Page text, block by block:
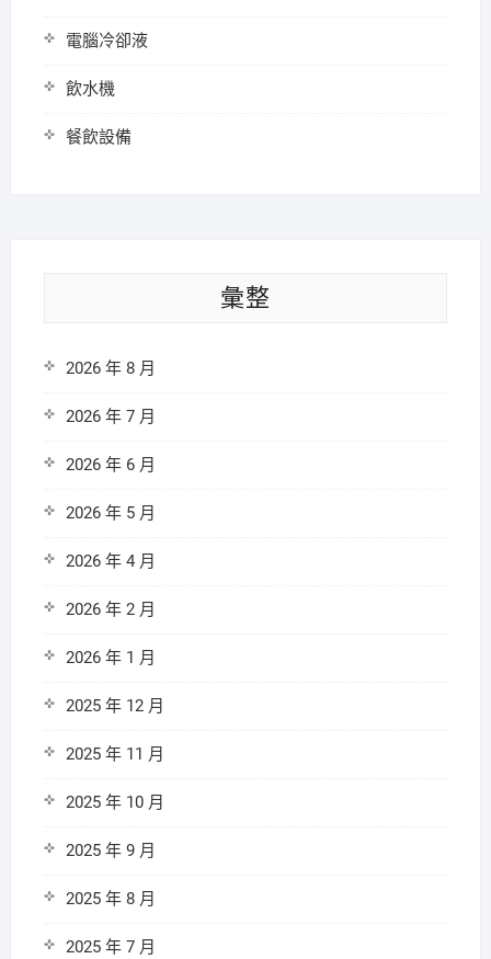
電腦冷卻液
飲水機
餐飲設備
彙整
2026 年 8 月
2026 年 7 月
2026 年 6 月
2026 年 5 月
2026 年 4 月
2026 年 2 月
2026 年 1 月
2025 年 12 月
2025 年 11 月
2025 年 10 月
2025 年 9 月
2025 年 8 月
2025 年 7 月